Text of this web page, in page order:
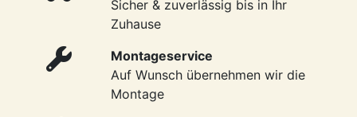
Sicher & zuverlässig bis in Ihr
Zuhause
Montageservice
Auf Wunsch übernehmen wir die
Montage